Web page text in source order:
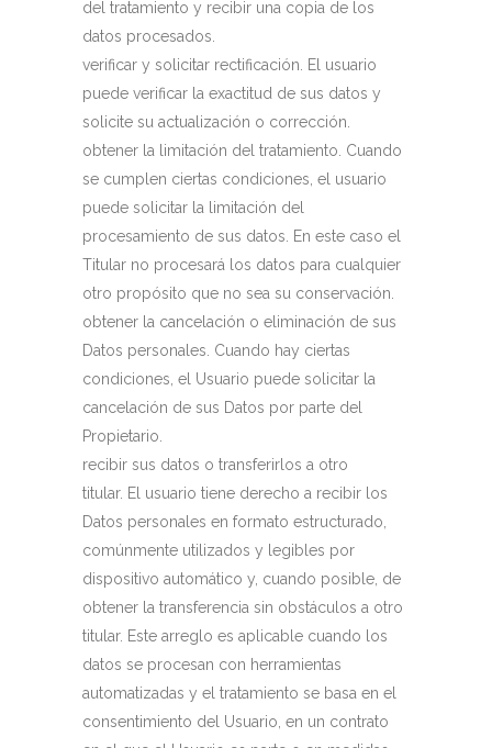
del tratamiento y recibir una copia de los
datos procesados.
verificar y solicitar rectificación. El usuario
puede verificar la exactitud de sus datos y
solicite su actualización o corrección.
obtener la limitación del tratamiento. Cuando
se cumplen ciertas condiciones, el usuario
puede solicitar la limitación del
procesamiento de sus datos. En este caso el
Titular no procesará los datos para cualquier
otro propósito que no sea su conservación.
obtener la cancelación o eliminación de sus
Datos personales. Cuando hay ciertas
condiciones, el Usuario puede solicitar la
cancelación de sus Datos por parte del
Propietario.
recibir sus datos o transferirlos a otro
titular. El usuario tiene derecho a recibir los
Datos personales en formato estructurado,
comúnmente utilizados y legibles por
dispositivo automático y, cuando posible, de
obtener la transferencia sin obstáculos a otro
titular. Este arreglo es aplicable cuando los
datos se procesan con herramientas
automatizadas y el tratamiento se basa en el
consentimiento del Usuario, en un contrato